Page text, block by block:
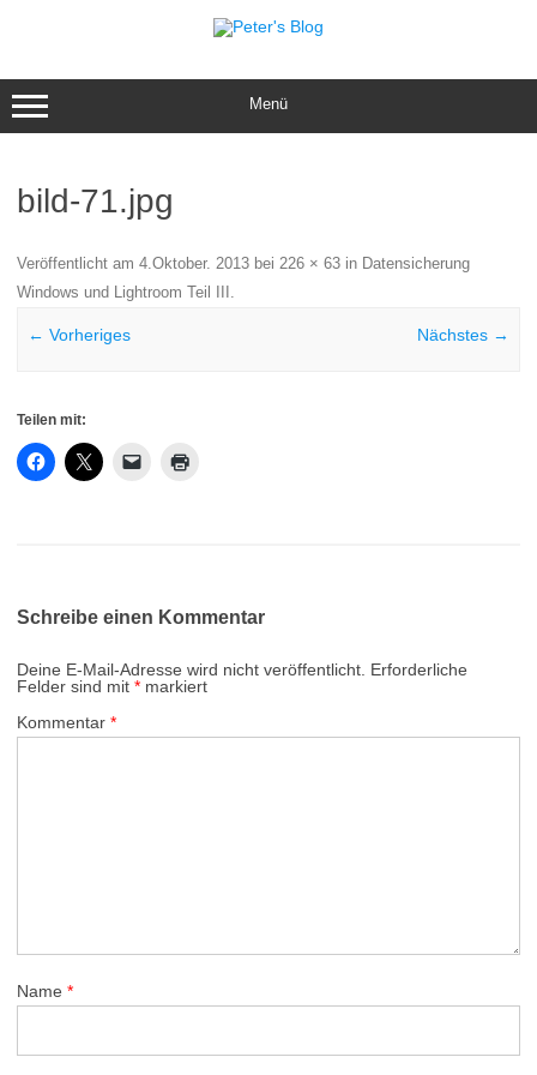
Menü
bild-71.jpg
Veröffentlicht am 4.Oktober. 2013 bei 226 × 63 in Datensicherung
Windows und Lightroom Teil III .
← Vorheriges Nächstes →
Teilen mit:
Schreibe einen Kommentar
Deine E-Mail-Adresse wird nicht veröffentlicht. Erforderliche
Felder sind mit * markiert
Kommentar *
Name *